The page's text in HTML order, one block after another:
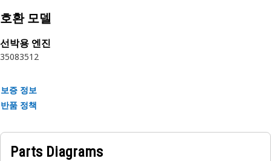
호환 모델
선박용 엔진
35083512
보증 정보
반품 정책
Parts Diagrams